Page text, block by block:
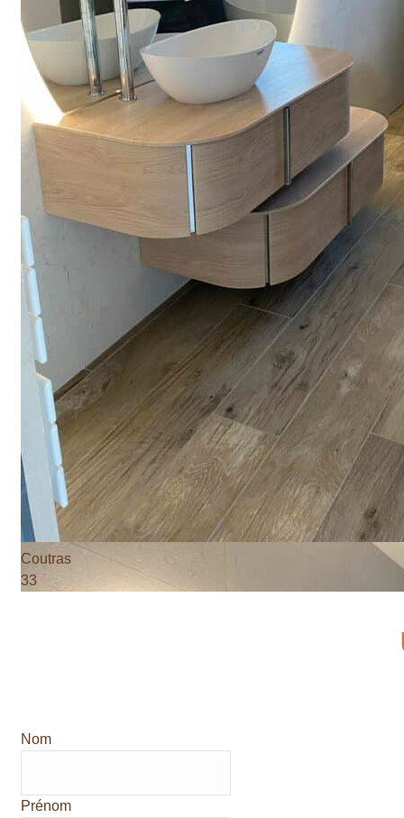
Coutras
33
Nom
Prénom